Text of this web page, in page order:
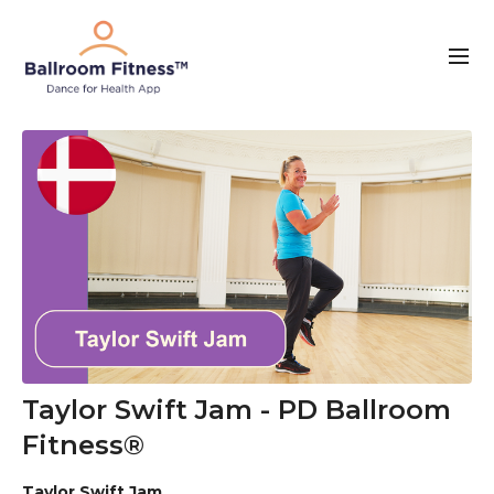
Taylor Swift Jam - PD Ballroom
Fitness®